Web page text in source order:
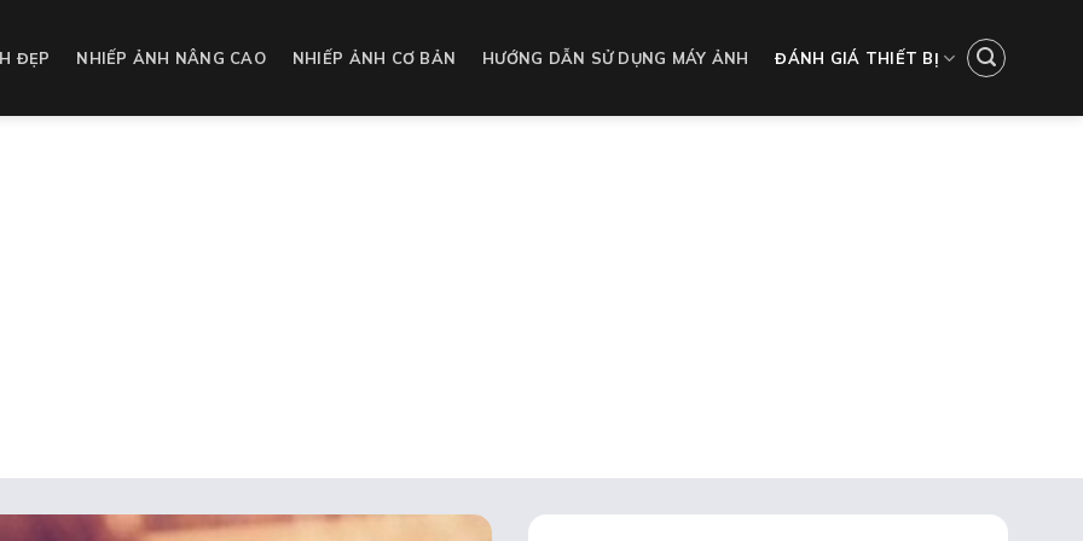
ĐẸP NHIẾP ẢNH NÂNG CAO NHIẾP ẢNH CƠ BẢN HƯỚNG DẪN SỬ DỤNG MÁY ẢNH ĐÁNH GIÁ THIẾT BỊ